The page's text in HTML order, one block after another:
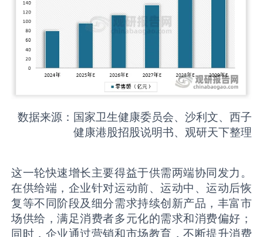
数据来源：国家卫生健康委员会、沙利文、西子
健康港股招股说明书、观研天下整理
这一轮快速增长主要得益于供需两端协同发力。
在供给端，企业针对运动前、运动中、运动后恢
复等不同阶段及细分需求持续创新产品，丰富市
场供给，满足消费者多元化的需求和消费偏好；
同时，企业通过营销和市场教育，不断提升消费